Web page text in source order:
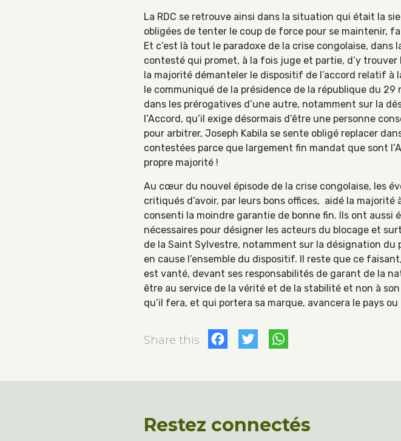
La RDC se retrouve ainsi dans la situation qui était la
obligées de tenter le coup de force pour se maintenir,
Et c’est là tout le paradoxe de la crise congolaise, dans
contesté qui promet, à la fois juge et partie, d’y
la majorité démanteler le dispositif de l’accord relatif à
le communiqué de la présidence de la république du
dans les prérogatives d’une autre, notamment sur la
l’Accord, qu’il exige désormais d’être une personne
pour arbitrer, Joseph Kabila se sente obligé replacer
contestées parce que largement fin mandat que sont
propre majorité !
Au cœur du nouvel épisode de la crise congolaise, les
critiqués d’avoir, par leurs bons offices, aidé la
consenti la moindre garantie de bonne fin. Ils ont aussi
nécessaires pour désigner les acteurs du blocage et
de la Saint Sylvestre, notamment sur la désignation
en cause l’ensemble du dispositif. Il reste que ce
est vanté, devant ses responsabilités de garant de la
être au service de la vérité et de la stabilité et non à
qu’il fera, et qui portera sa marque, avancera le pays
Share this Facebook
Twitter
Restez connectés